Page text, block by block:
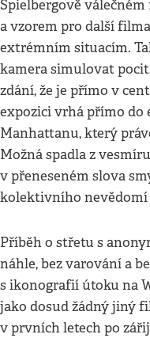
Spielbergově
a vzorem pro další
extrémním situacím.
kamera simulovat
zdání, že je přímo v
expozici vrhá přímo do
Manhattanu, který
Možná spadla z
v přeneseném slova
kolektivního nevědomí
Příběh o střetu s
náhle, bez varování a
s ikonografií útoku na
jako dosud žádný jiný
v prvních letech po